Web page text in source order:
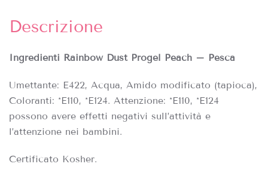
Descrizione
Ingredienti Rainbow Dust Progel Peach – Pesca
Umettante: E422, Acqua, Amido modificato (tapioca),
Coloranti: *E110, *E124. Attenzione: *E110, *E124
possono avere effetti negativi sull’attività e
l’attenzione nei bambini.
Certificato Kosher.